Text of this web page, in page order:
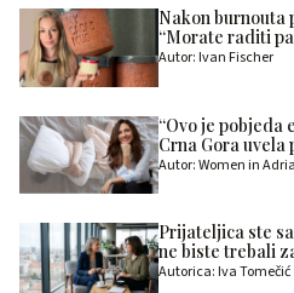
Nakon burnouta
“Morate raditi
Autor: Ivan Fischer
“Ovo je pobjeda
Crna Gora uvela
Autor: Women in Adria
Prijateljica ste
ne biste trebali
Autorica: Iva Tomečić